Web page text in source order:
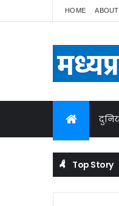
HOME ABOUT
Top Story